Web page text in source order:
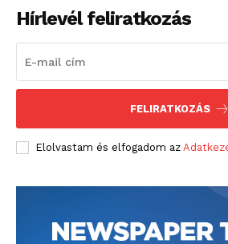
Hírlevél feliratkozás
FELIRATKOZÁS
Elolvastam és elfogadom az